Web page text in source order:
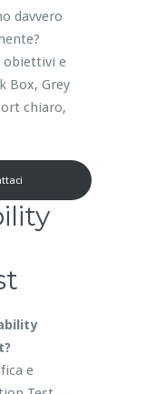
davvero
obiettivi e
Box, Grey
chiaro,
e